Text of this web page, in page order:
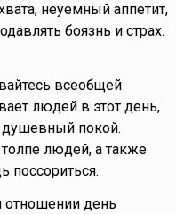
неуемный аппетит,
боязнь и страх.
всеобщей
людей в этот день,
душевный покой.
толпе людей, а также
поссориться.
день